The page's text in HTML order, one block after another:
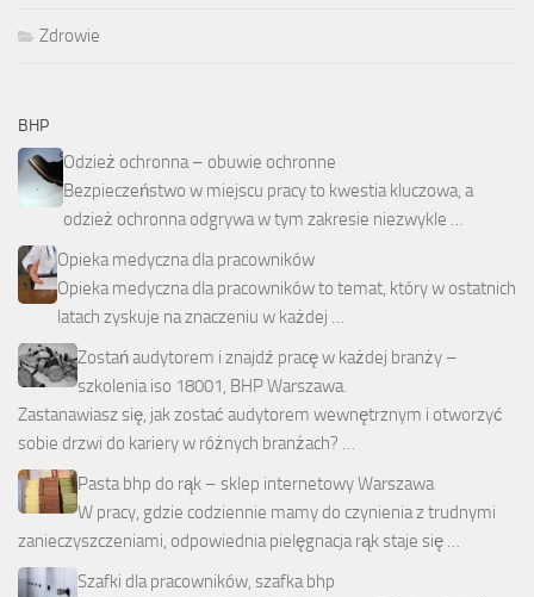
Zdrowie
BHP
Odzież ochronna – obuwie ochronne
Bezpieczeństwo w miejscu pracy to kwestia kluczowa, a
odzież ochronna odgrywa w tym zakresie niezwykle …
Opieka medyczna dla pracowników
Opieka medyczna dla pracowników to temat, który w ostatnich
latach zyskuje na znaczeniu w każdej …
Zostań audytorem i znajdź pracę w każdej branży –
szkolenia iso 18001, BHP Warszawa.
Zastanawiasz się, jak zostać audytorem wewnętrznym i otworzyć
sobie drzwi do kariery w różnych branżach? …
Pasta bhp do rąk – sklep internetowy Warszawa
W pracy, gdzie codziennie mamy do czynienia z trudnymi
zanieczyszczeniami, odpowiednia pielęgnacja rąk staje się …
Szafki dla pracowników, szafka bhp